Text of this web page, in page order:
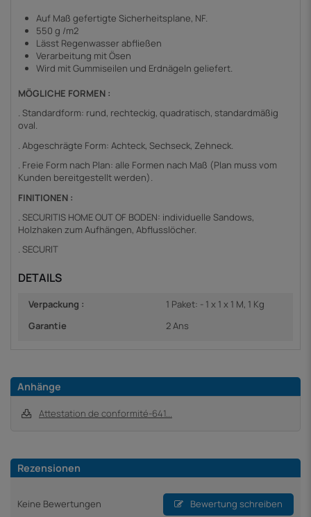
Auf Maß gefertigte Sicherheitsplane, NF.
550 g /m2
Lässt Regenwasser abfließen
Verarbeitung mit Ösen
Wird mit Gummiseilen und Erdnägeln geliefert.
MÖGLICHE FORMEN :
. Standardform: rund, rechteckig, quadratisch, standardmäßig
oval.
. Abgeschrägte Form: Achteck, Sechseck, Zehneck.
. Freie Form nach Plan: alle Formen nach Maß (Plan muss vom
Kunden bereitgestellt werden).
FINITIONEN :
. SECURITIS HOME OUT OF BODEN: individuelle Sandows,
Holzhaken zum Aufhängen, Abflusslöcher.
. SECURIT
DETAILS
Verpackung :
1 Paket: - 1 x 1 x 1 M, 1 Kg
Garantie
2 Ans
Anhänge
Attestation de conformité-641...
Rezensionen
Keine Bewertungen Bewertung schreiben